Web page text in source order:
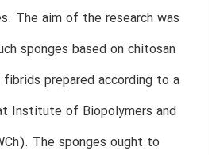
The aim of the research was
sponges based on chitosan
prepared according to a
Institute of Biopolymers and
The sponges ought to